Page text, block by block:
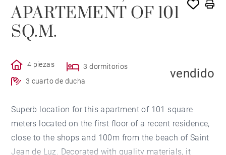
APARTEMENT OF 101
SQ.M.
4 piezas
3 dormitorios
3 cuarto de ducha
vendido
Superb location for this apartment of 101 square
meters located on the first floor of a recent residence,
close to the shops and 100m from the beach of Saint
Jean de Luz. Decorated with quality materials, it